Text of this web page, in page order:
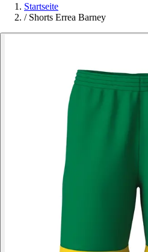
Startseite
/ Shorts Errea Barney